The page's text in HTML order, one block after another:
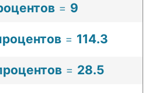
= 9
= 114.3
= 28.5